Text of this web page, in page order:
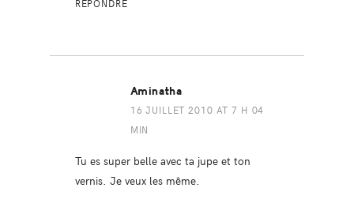
RÉPONDRE
Aminatha
16 JUILLET 2010 AT 7 H 04
MIN
Tu es super belle avec ta jupe et ton
vernis. Je veux les même.